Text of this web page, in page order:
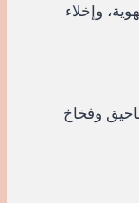
وإخلاء
وفخاخ